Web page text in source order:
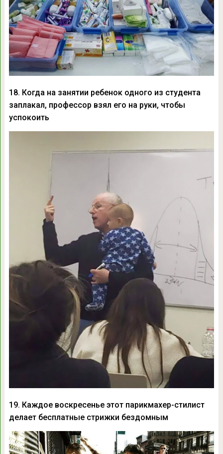
18. Когда на занятии ребенок одного из студента
заплакал, профессор взял его на руки, чтобы
успокоить
19. Каждое воскресенье этот парикмахер-стилист
делает бесплатные стрижки бездомным